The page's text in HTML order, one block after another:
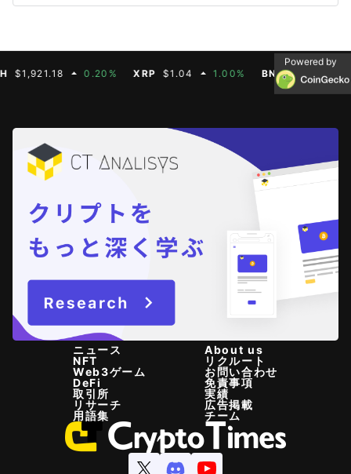
0.20% XRP $1.04 1.00% BNB $604.50
Powered by
ニュース
NFT
Web3ゲーム
DeFi
取引所
リサーチ
用語集
About us
リクルート
お問い合わせ
免責事項
実績
広告掲載
チーム